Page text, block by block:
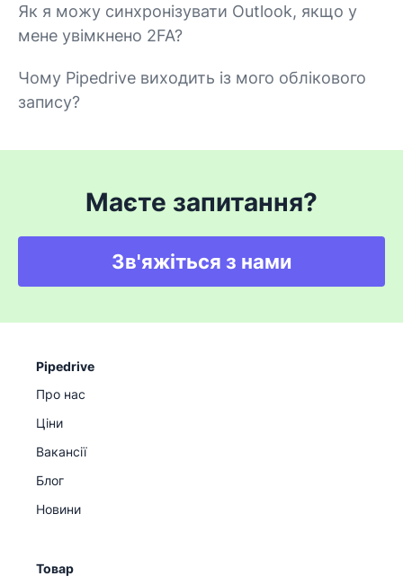
Як я можу синхронізувати Outlook, якщо у
мене увімкнено 2FA?
Чому Pipedrive виходить із мого облікового
запису?
Маєте запитання?
Зв'яжіться з нами
Pipedrive
Про нас
Ціни
Вакансії
Блог
Новини
Товар